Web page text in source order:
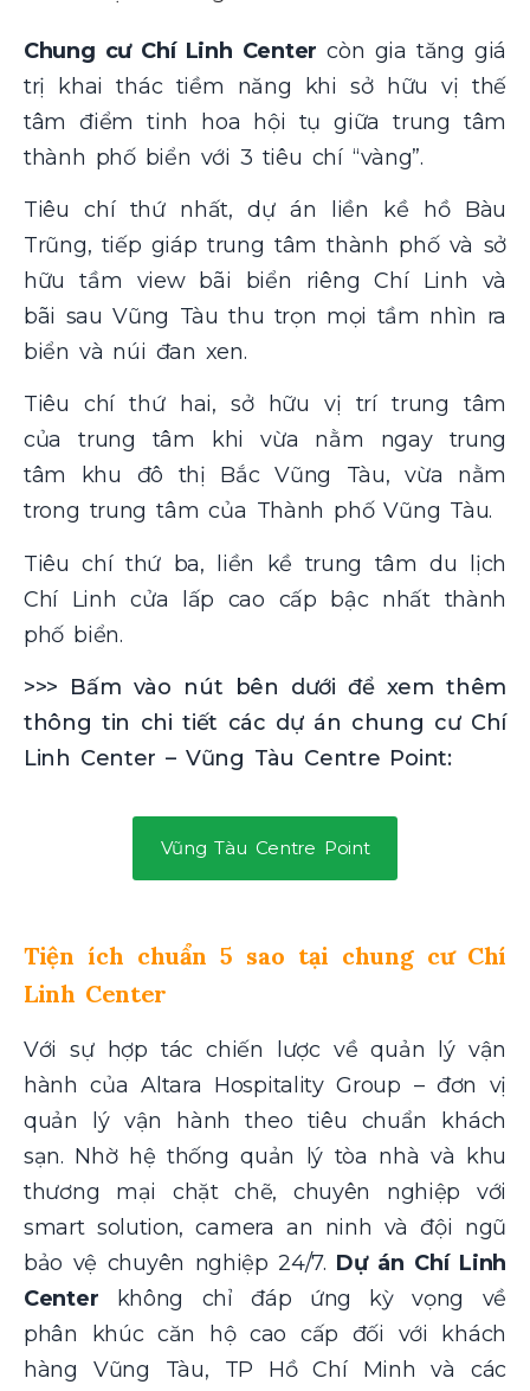
Chung cư Chí Linh Centercòn gia tăng giá
trị khai thác tiềm năng khi sở hữu vị thế
tâm điểm tinh hoa hội tụ giữa trung tâm
thành phố biển với 3 tiêu chí “vàng”.
Tiêu chí thứ nhất, dự án liền kề hồ Bàu
Trũng, tiếp giáp trung tâm thành phố và sở
hữu tầm view bãi biển riêng Chí Linh và
bãi sau Vũng Tàu thu trọn mọi tầm nhìn ra
biển và núi đan xen.
Tiêu chí thứ hai, sở hữu vị trí trung tâm
của trung tâm khi vừa nằm ngay trung
tâm khu đô thị Bắc Vũng Tàu, vừa nằm
trong trung tâm của Thành phố Vũng Tàu.
Tiêu chí thứ ba, liền kề trung tâm du lịch
Chí Linh cửa lấp cao cấp bậc nhất thành
phố biển.
>>> Bấm vào nút bên dưới để xem thêm
thông tin chi tiết các dự án chung cư Chí
Linh Center – Vũng Tàu Centre Point:
Vũng Tàu Centre Point
Tiện ích chuẩn 5 sao tại chung cư Chí
Linh Center
Với sự hợp tác chiến lược về quản lý vận
hành của Altara Hospitality Group – đơn vị
quản lý vận hành theo tiêu chuẩn khách
sạn. Nhờ hệ thống quản lý tòa nhà và khu
thương mại chặt chẽ, chuyên nghiệp với
smart solution, camera an ninh và đội ngũ
bảo vệ chuyên nghiệp 24/7. Dự án Chí Linh
Center không chỉ đáp ứng kỳ vọng về
phân khúc căn hộ cao cấp đối với khách
hàng Vũng Tàu, TP Hồ Chí Minh và các